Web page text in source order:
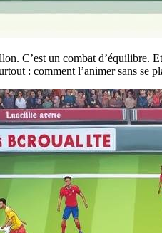
C’est un combat
: comment l’animer sans se